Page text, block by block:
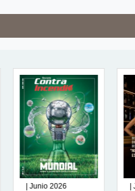
2026 | Junio 2026